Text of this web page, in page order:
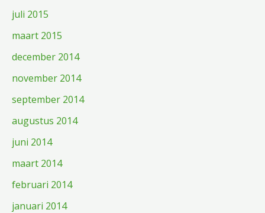
juli 2015
maart 2015
december 2014
november 2014
september 2014
augustus 2014
juni 2014
maart 2014
februari 2014
januari 2014